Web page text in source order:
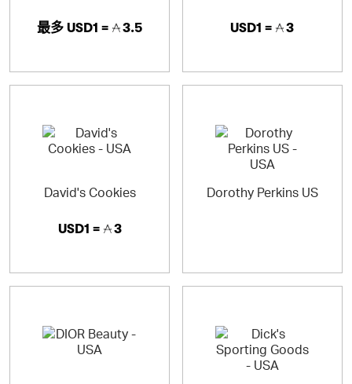
最多 USD1 = 3.5 USD1 = 3
David's Cookies
USD1 = 3
Dorothy Perkins US